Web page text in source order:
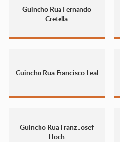
Guincho Rua Fernando
Cretella
Guincho Rua Francisco Leal
Guincho Rua Franz Josef
Hoch